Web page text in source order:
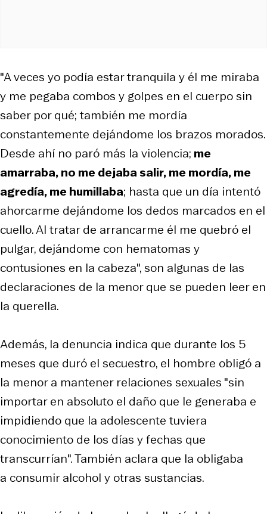
"A veces yo podía estar tranquila y él me miraba
y me pegaba combos y golpes en el cuerpo sin
saber por qué; también me mordía
constantemente dejándome los brazos morados.
Desde ahí no paró más la violencia; me
amarraba, no me dejaba salir, me mordía, me
agredía, me humillaba; hasta que un día intentó
ahorcarme dejándome los dedos marcados en el
cuello. Al tratar de arrancarme él me quebró el
pulgar, dejándome con hematomas y
contusiones en la cabeza", son algunas de las
declaraciones de la menor que se pueden leer en
la querella.
Además, la denuncia indica que durante los 5
meses que duró el secuestro, el hombre obligó a
la menor a mantener relaciones sexuales "sin
importar en absoluto el daño que le generaba e
impidiendo que la adolescente tuviera
conocimiento de los días y fechas que
transcurrían". También aclara que la obligaba
a consumir alcohol y otras sustancias.